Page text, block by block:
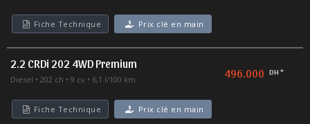
Fiche Technique Prix clé en main
2.2 CRDi 202 4WD Premium
Diesel 202 ch 9 cv 6,1 l/100 km 496.000 DH *
Fiche Technique Prix clé en main